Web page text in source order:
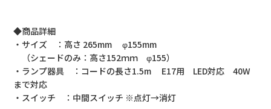
◆商品詳細
・サイズ ：高さ 265mm φ155mm
（シェードのみ：高さ152ｍｍ φ155）
・ランプ器具 ：コードの長さ1.5m E17用 LED対応 40W
まで対応
・スイッチ ：中間スイッチ ※点灯→消灯